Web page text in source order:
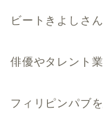
ビートきよしさ
俳優やタレント
フィリピンパブ